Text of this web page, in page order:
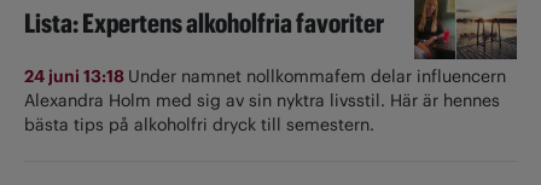
Lista: Expertens alkoholfria favoriter
24 juni 13:18 Under namnet nollkommafem delar influencern
Alexandra Holm med sig av sin nyktra livsstil. Här är hennes
bästa tips på alkoholfri dryck till semestern.